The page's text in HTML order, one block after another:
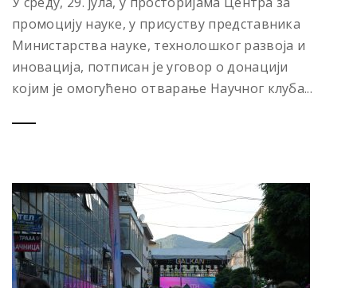
промоцију науке, у присуству представника
Министарства науке, технолошког развоја и
иновација, потписан је уговор о донацији
којим је омогућено отварање Научног клуба...